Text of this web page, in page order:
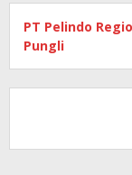
PT Pelindo
Pungli